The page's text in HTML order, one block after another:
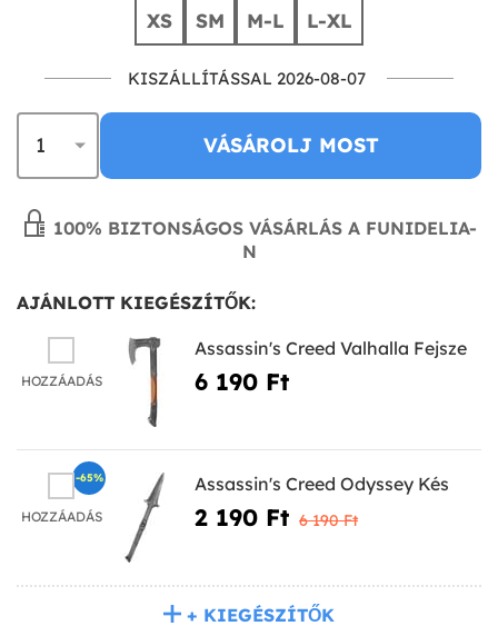
XS SM M-L L-XL
KISZÁLLÍTÁSSAL 2026-08-07
VÁSÁROLJ MOST
100% BIZTONSÁGOS VÁSÁRLÁS A FUNIDELIA-
N
AJÁNLOTT KIEGÉSZÍTŐK:
HOZZÁADÁS
Assassin's Creed Valhalla Fejsze
6 190 Ft‎
HOZZÁADÁS
Assassin's Creed Odyssey Kés
2 190 Ft‎ 6 190 Ft‎
-65%
+ KIEGÉSZÍTŐK